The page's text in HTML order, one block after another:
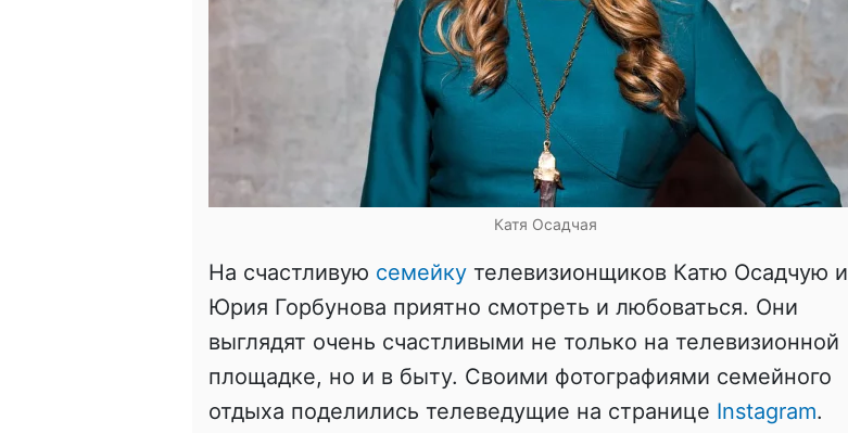
Катя Осадчая
На счастливую семейку телевизионщиков Катю Осадчую и
Юрия Горбунова приятно смотреть и любоваться. Они
выглядят очень счастливыми не только на телевизионной
площадке, но и в быту. Своими фотографиями семейного
отдыха поделились телеведущие на странице Instagram.